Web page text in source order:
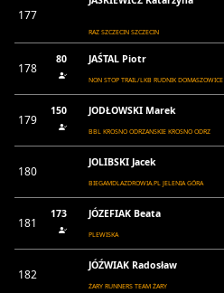
177
RAZ SZCZECIN SZCZECIN
178
80 JAŚTAL Piotr
NON STOP TRAIL/LKB RUDNIK DOMASZOWICE
179
150 JODŁOWSKI Marek
BBL KROSNO ODRZANSKIE KROSNO ODRZ
180
JOLIBSKI Jacek
BIEGAMDLAZDROWIA.PL JELENIA GÓRA
181
173 JÓZEFIAK Beata
PLEWISKA
182
JÓŹWIAK Radosław
ŻARY RUNNERS TEAM ŻARY